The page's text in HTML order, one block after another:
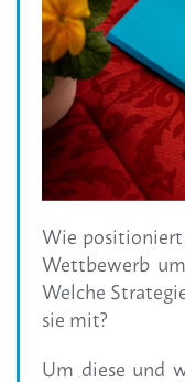
Wie positioniert
Wettbewerb
Welche
sie mit?
Um diese und